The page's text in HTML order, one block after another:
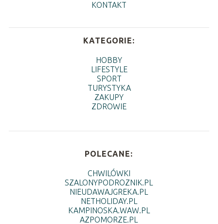
KONTAKT
KATEGORIE:
HOBBY
LIFESTYLE
SPORT
TURYSTYKA
ZAKUPY
ZDROWIE
POLECANE:
CHWILÓWKI
SZALONYPODROZNIK.PL
NIEUDAWAJGREKA.PL
NETHOLIDAY.PL
KAMPINOSKA.WAW.PL
AZPOMORZE.PL